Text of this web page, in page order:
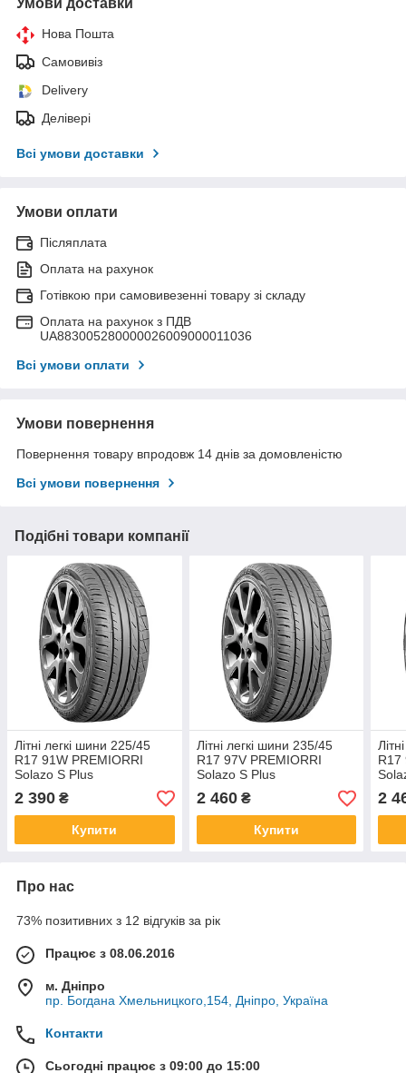
Нова Пошта
Самовивіз
Delivery
Делівері
Всі умови доставки
Умови оплати
Післяплата
Оплата на рахунок
Готівкою при самовивезенні товару зі складу
Оплата на рахунок з ПДВ
UA883005280000026009000011036
Всі умови оплати
Умови повернення
Повернення товару впродовж 14 днів за домовленістю
Всі умови повернення
Подібні товари компанії
Літні легкі шини 225/45
R17 91W PREMIORRI
Solazo S Plus
2 390 ₴
Купити
Літні легкі шини 235/45
R17 97V PREMIORRI
Solazo S Plus
2 460₴
Купити
R17
2
Про нас
73% позитивних з 12 відгуків за рік
Працює з 08.06.2016
м. Дніпро
пр. Богдана Хмельницкого,154, Дніпро, Україна
Контакти
Сьогодні працює з 09:00 до 15:00